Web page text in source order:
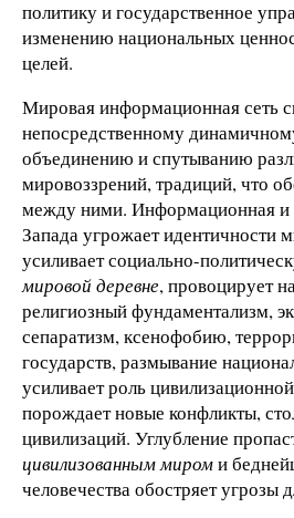
политику и государственное
изменению национальных
целей.
Мировая информационная сеть
непосредственному
объединению и спутыванию
мировоззрений, традиций, что
между ними. Информационная и
Запада угрожает идентичности
усиливает социально-
мировой деревне, провоцирует
религиозный фундаментализм,
сепаратизм, ксенофобию,
государств, размывание
усиливает роль
порождает новые конфликты,
цивилизаций. Углубление
цивилизованным мироми
человечества обостряет угрозы